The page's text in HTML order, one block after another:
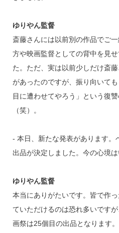
ゆりやん監督
斎藤さんには以前別の作品でご
方や映画監督としての背中を見
た。ただ、実は以前少しだけ斎
があったのですが、振り向いて
目に遭わせてやろう」という復
（笑）。
‐ 本日、新たな発表があります
出品が決定しました。今の心境
ゆりやん監督
本当にありがたいです。皆で作
ていただけるのは恐れ多いです
画祭は25個目の出品となります